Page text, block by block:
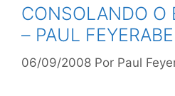
CONSOLANDO O
– PAUL
06/09/2008 Por Paul